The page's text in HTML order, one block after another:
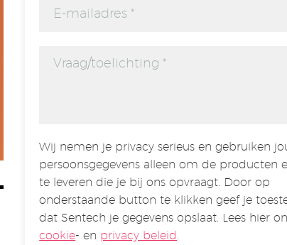
Wij nemen je privacy serieus en gebruiken
persoonsgegevens alleen om de producten
te leveren die je bij ons opvraagt. Door op
onderstaande button te klikken geef je
dat Sentech je gegevens opslaat. Lees hier
cookie- en privacy beleid